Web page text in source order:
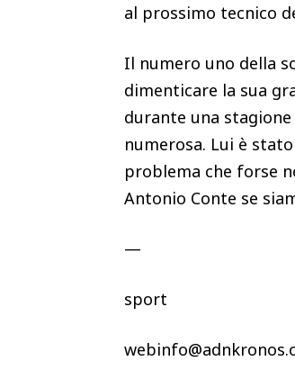
al prossimo tecnico
Il numero uno della
dimenticare la sua
durante una
numerosa. Lui è
problema che forse
Antonio Conte se
—
sport